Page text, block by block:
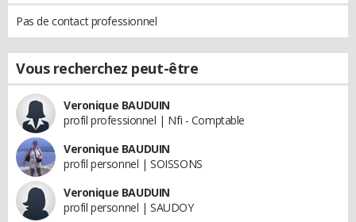
Pas de contact professionnel
Vous recherchez peut-être
Veronique BAUDUIN
profil professionnel | Nfi - Comptable
Veronique BAUDUIN
profil personnel | SOISSONS
Veronique BAUDUIN
profil personnel | SAUDOY